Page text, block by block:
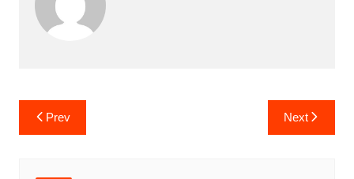
Prev Next